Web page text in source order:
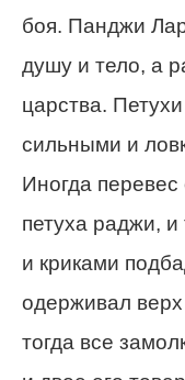
боя. Панджи
душу и тело, а
царства.
сильными и
Иногда
петуха раджи,
и криками
одерживал
тогда все